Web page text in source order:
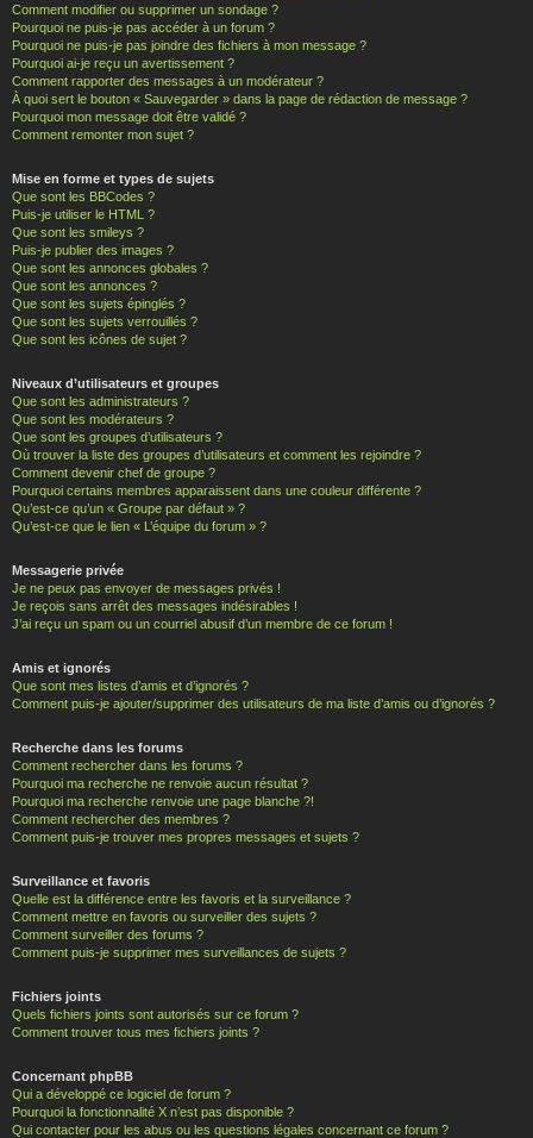
Comment modifier ou supprimer un sondage ?
Pourquoi ne puis-je pas accéder à un forum ?
Pourquoi ne puis-je pas joindre des fichiers à mon message ?
Pourquoi ai-je reçu un avertissement ?
Comment rapporter des messages à un modérateur ?
À quoi sert le bouton « Sauvegarder » dans la page de rédaction de message ?
Pourquoi mon message doit être validé ?
Comment remonter mon sujet ?
Mise en forme et types de sujets
Que sont les BBCodes ?
Puis-je utiliser le HTML ?
Que sont les smileys ?
Puis-je publier des images ?
Que sont les annonces globales ?
Que sont les annonces ?
Que sont les sujets épinglés ?
Que sont les sujets verrouillés ?
Que sont les icônes de sujet ?
Niveaux d’utilisateurs et groupes
Que sont les administrateurs ?
Que sont les modérateurs ?
Que sont les groupes d’utilisateurs ?
Où trouver la liste des groupes d’utilisateurs et comment les rejoindre ?
Comment devenir chef de groupe ?
Pourquoi certains membres apparaissent dans une couleur différente ?
Qu’est-ce qu’un « Groupe par défaut » ?
Qu’est-ce que le lien « L’équipe du forum » ?
Messagerie privée
Je ne peux pas envoyer de messages privés !
Je reçois sans arrêt des messages indésirables !
J’ai reçu un spam ou un courriel abusif d’un membre de ce forum !
Amis et ignorés
Que sont mes listes d’amis et d’ignorés ?
Comment puis-je ajouter/supprimer des utilisateurs de ma liste d’amis ou d’ignorés ?
Recherche dans les forums
Comment rechercher dans les forums ?
Pourquoi ma recherche ne renvoie aucun résultat ?
Pourquoi ma recherche renvoie une page blanche ?!
Comment rechercher des membres ?
Comment puis-je trouver mes propres messages et sujets ?
Surveillance et favoris
Quelle est la différence entre les favoris et la surveillance ?
Comment mettre en favoris ou surveiller des sujets ?
Comment surveiller des forums ?
Comment puis-je supprimer mes surveillances de sujets ?
Fichiers joints
Quels fichiers joints sont autorisés sur ce forum ?
Comment trouver tous mes fichiers joints ?
Concernant phpBB
Qui a développé ce logiciel de forum ?
Pourquoi la fonctionnalité X n’est pas disponible ?
Qui contacter pour les abus ou les questions légales concernant ce forum ?